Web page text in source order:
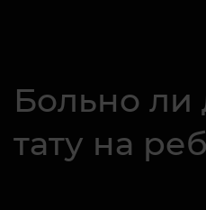
Больно ли
тату на